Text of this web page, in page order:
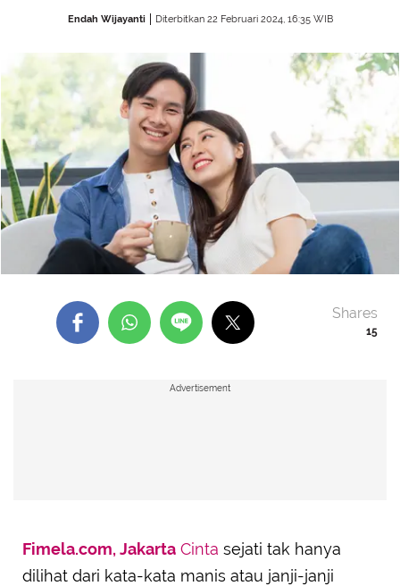
Endah Wijayanti Diterbitkan 22 Februari 2024, 16:35 WIB
15
Shares
Advertisement
Fimela.com, Jakarta Cinta sejati tak hanya
dilihat dari kata-kata manis atau janji-janji